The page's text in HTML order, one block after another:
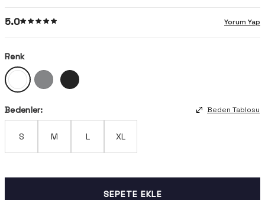
5.0 Yorum Yap
Renk
Bedenler: Beden Tablosu
S M L XL
SEPETE EKLE